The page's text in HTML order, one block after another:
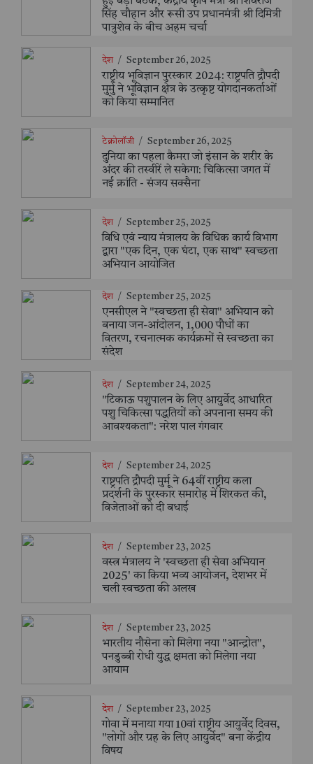
सिंह चौहान और रूसी उप प्रधानमंत्री श्री दिमित्री
पात्रुशेव के बीच अहम चर्चा
देश / September 26, 2025
राष्ट्रीय भूविज्ञान पुरस्कार 2024: राष्ट्रपति द्रौपदी
मुर्मु ने भूविज्ञान क्षेत्र के उत्कृष्ट योगदानकर्ताओं
को किया सम्मानित
टेक्नोलॉजी / September 26, 2025
दुनिया का पहला कैमरा जो इंसान के शरीर के
अंदर की तस्वीरें ले सकेगा: चिकित्सा जगत में
नई क्रांति - संजय सक्सैना
देश / September 25, 2025
विधि एवं न्याय मंत्रालय के विधिक कार्य विभाग
द्वारा "एक दिन, एक घंटा, एक साथ" स्वच्छता
अभियान आयोजित
देश / September 25, 2025
एनसीएल ने "स्वच्छता ही सेवा" अभियान को
बनाया जन-आंदोलन, 1,000 पौधों का
वितरण, रचनात्मक कार्यक्रमों से स्वच्छता का
संदेश
देश / September 24, 2025
"टिकाऊ पशुपालन के लिए आयुर्वेद आधारित
पशु चिकित्सा पद्धतियों को अपनाना समय की
आवश्यकता": नरेश पाल गंगवार
देश / September 24, 2025
राष्ट्रपति द्रौपदी मुर्मू ने 64वीं राष्ट्रीय कला
प्रदर्शनी के पुरस्कार समारोह में शिरकत की,
विजेताओं को दी बधाई
देश / September 23, 2025
वस्त्र मंत्रालय ने 'स्वच्छता ही सेवा अभियान
2025' का किया भव्य आयोजन, देशभर में
चली स्वच्छता की अलख
देश / September 23, 2025
भारतीय नौसेना को मिलेगा नया "आन्द्रोत",
पनडुब्बी रोधी युद्ध क्षमता को मिलेगा नया
आयाम
देश / September 23, 2025
गोवा में मनाया गया 10वां राष्ट्रीय आयुर्वेद दिवस,
"लोगों और ग्रह के लिए आयुर्वेद" बना केंद्रीय
विषय